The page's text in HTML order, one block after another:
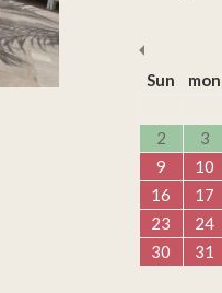
Sun
mon
2
3
9
10
16
17
23
24
30
31